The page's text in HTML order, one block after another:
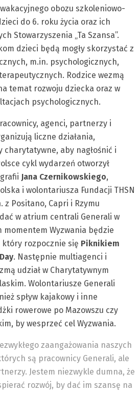
obozu szkoleniowo-
do 6. roku życia oraz ich
Stowarzyszenia „Ta Szansa”.
dzieci będą mogły skorzystać z
m.in. psychologicznych,
Rodzice wezmą
temat rozwoju dziecka oraz w
psychologicznych.
agenci, partnerzy i
liczne działania,
aby nagłośnić i
cykl wydarzeń otworzył
Jana Czernikowskiego,
i wolontariusza Fundacji THSN
z Positano, Capri i Rzymu
w atrium centrali Generali w
momentem Wyzwania będzie
który rozpocznie się Piknikiem
. Następnie multiagenci i
udział w Charytatywnym
Wolontariusze Generali
spływ kajakowy i inne
rowerowe po Mazowszu czy
by wesprzeć cel Wyzwania.
zaangażowania naszych
są pracownicy Generali, ale
Jestem niezwykle dumna, że
rozwój, by dać im szansę na